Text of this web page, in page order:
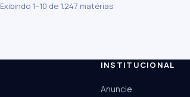
Exibindo 1–10 de 1.247 matérias
INSTITUCIONAL
Anuncie